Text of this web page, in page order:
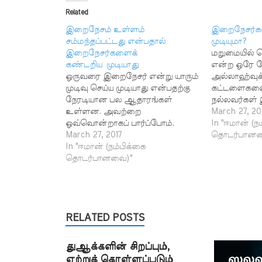
Related
இறைநேசம் உள்ளம்
சம்மந்தப்பட்டது என்பதால்
இறைநேசர்களைக்
கண்டறிய முடியாது
ஒருவரை இறைநேசர் என்று யாரும்
முடிவு செய்ய முடியாது என்பதற்கு
நேரடியான பல ஆதாரங்கள்
உள்ளன. அவற்றை
ஒவ்வொன்றாகப் பார்ப்போம்.
கவனத்தில் கொள்க!
அல்லாஹ்வின் நேசர்களுக்கு
எந்தப் பயமும் இல்லை. அவர்கள்
திருக்குர்ஆன் 10:62, 63
இறைநேசர்களுக்கு அச்சமும்
இல்லை; கவலையும் இல்லை என
இறைவன் கூறிவிட்டு, யார்
March 27, 2017
In "ஈமான் (நம்பிக்கை
தொடர்பானவை)"
முடியுமா?
மறுமையில்
என்ற ஒரே
நல்லவர்கள்
பொருள்
March 27,
In "ஈமான்
RELATED POSTS
துஆக்களின் சிறப்பும்,
ஏற்றுக் கொள்ளப்படும்